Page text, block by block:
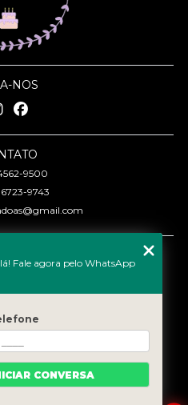
NOS
9500
9743
somos
Fale agora pelo WhatsApp
CONVERSA